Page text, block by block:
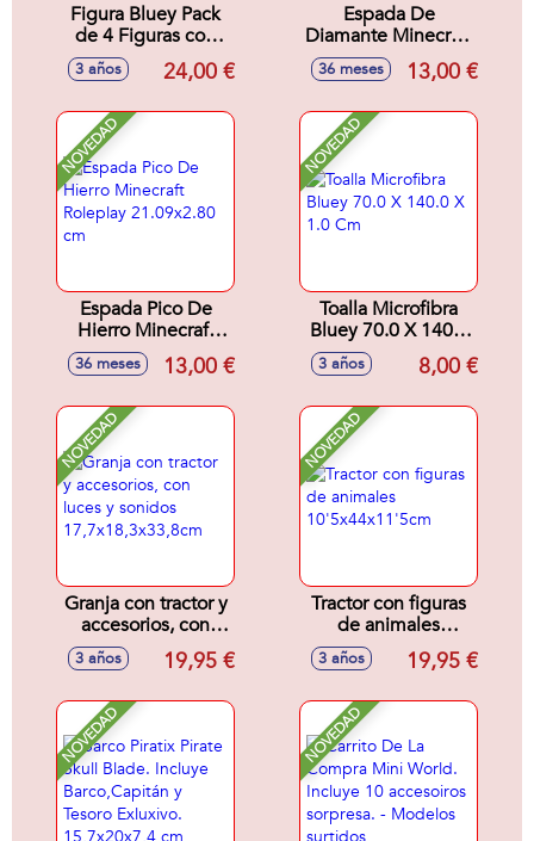
Figura Bluey Pack
de 4 Figuras con
diferentees temas.
6 cm - Modelos
3 años 24,00 €
Espada De
Diamante Minecraft
Roleplay
21.09x2.80 cm
36 meses 13,00 €
NOVEDAD
Espada Pico De
Hierro Minecraft
Roleplay
21.09x2.80 cm
36 meses 13,00 €
NOVEDAD
Toalla Microfibra
Bluey 70.0 X 140.0
X 1.0 Cm
3 años 8,00 €
NOVEDAD
Granja con tractor y
accesorios, con
luces y sonidos
17,7x18,3x33,8cm
3 años 19,95 €
NOVEDAD
Tractor con figuras
de animales
10'5x44x11'5cm
3 años 19,95 €
NOVEDAD NOVEDAD